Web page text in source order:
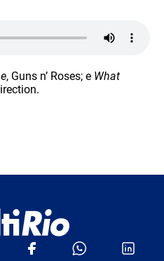
, Guns n’ Roses; e What